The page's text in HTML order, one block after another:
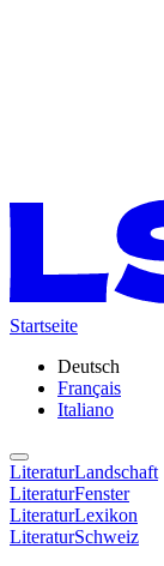
Startseite
Deutsch
Français
Italiano
LiteraturLandschaft
LiteraturFenster
LiteraturLexikon
LiteraturSchweiz